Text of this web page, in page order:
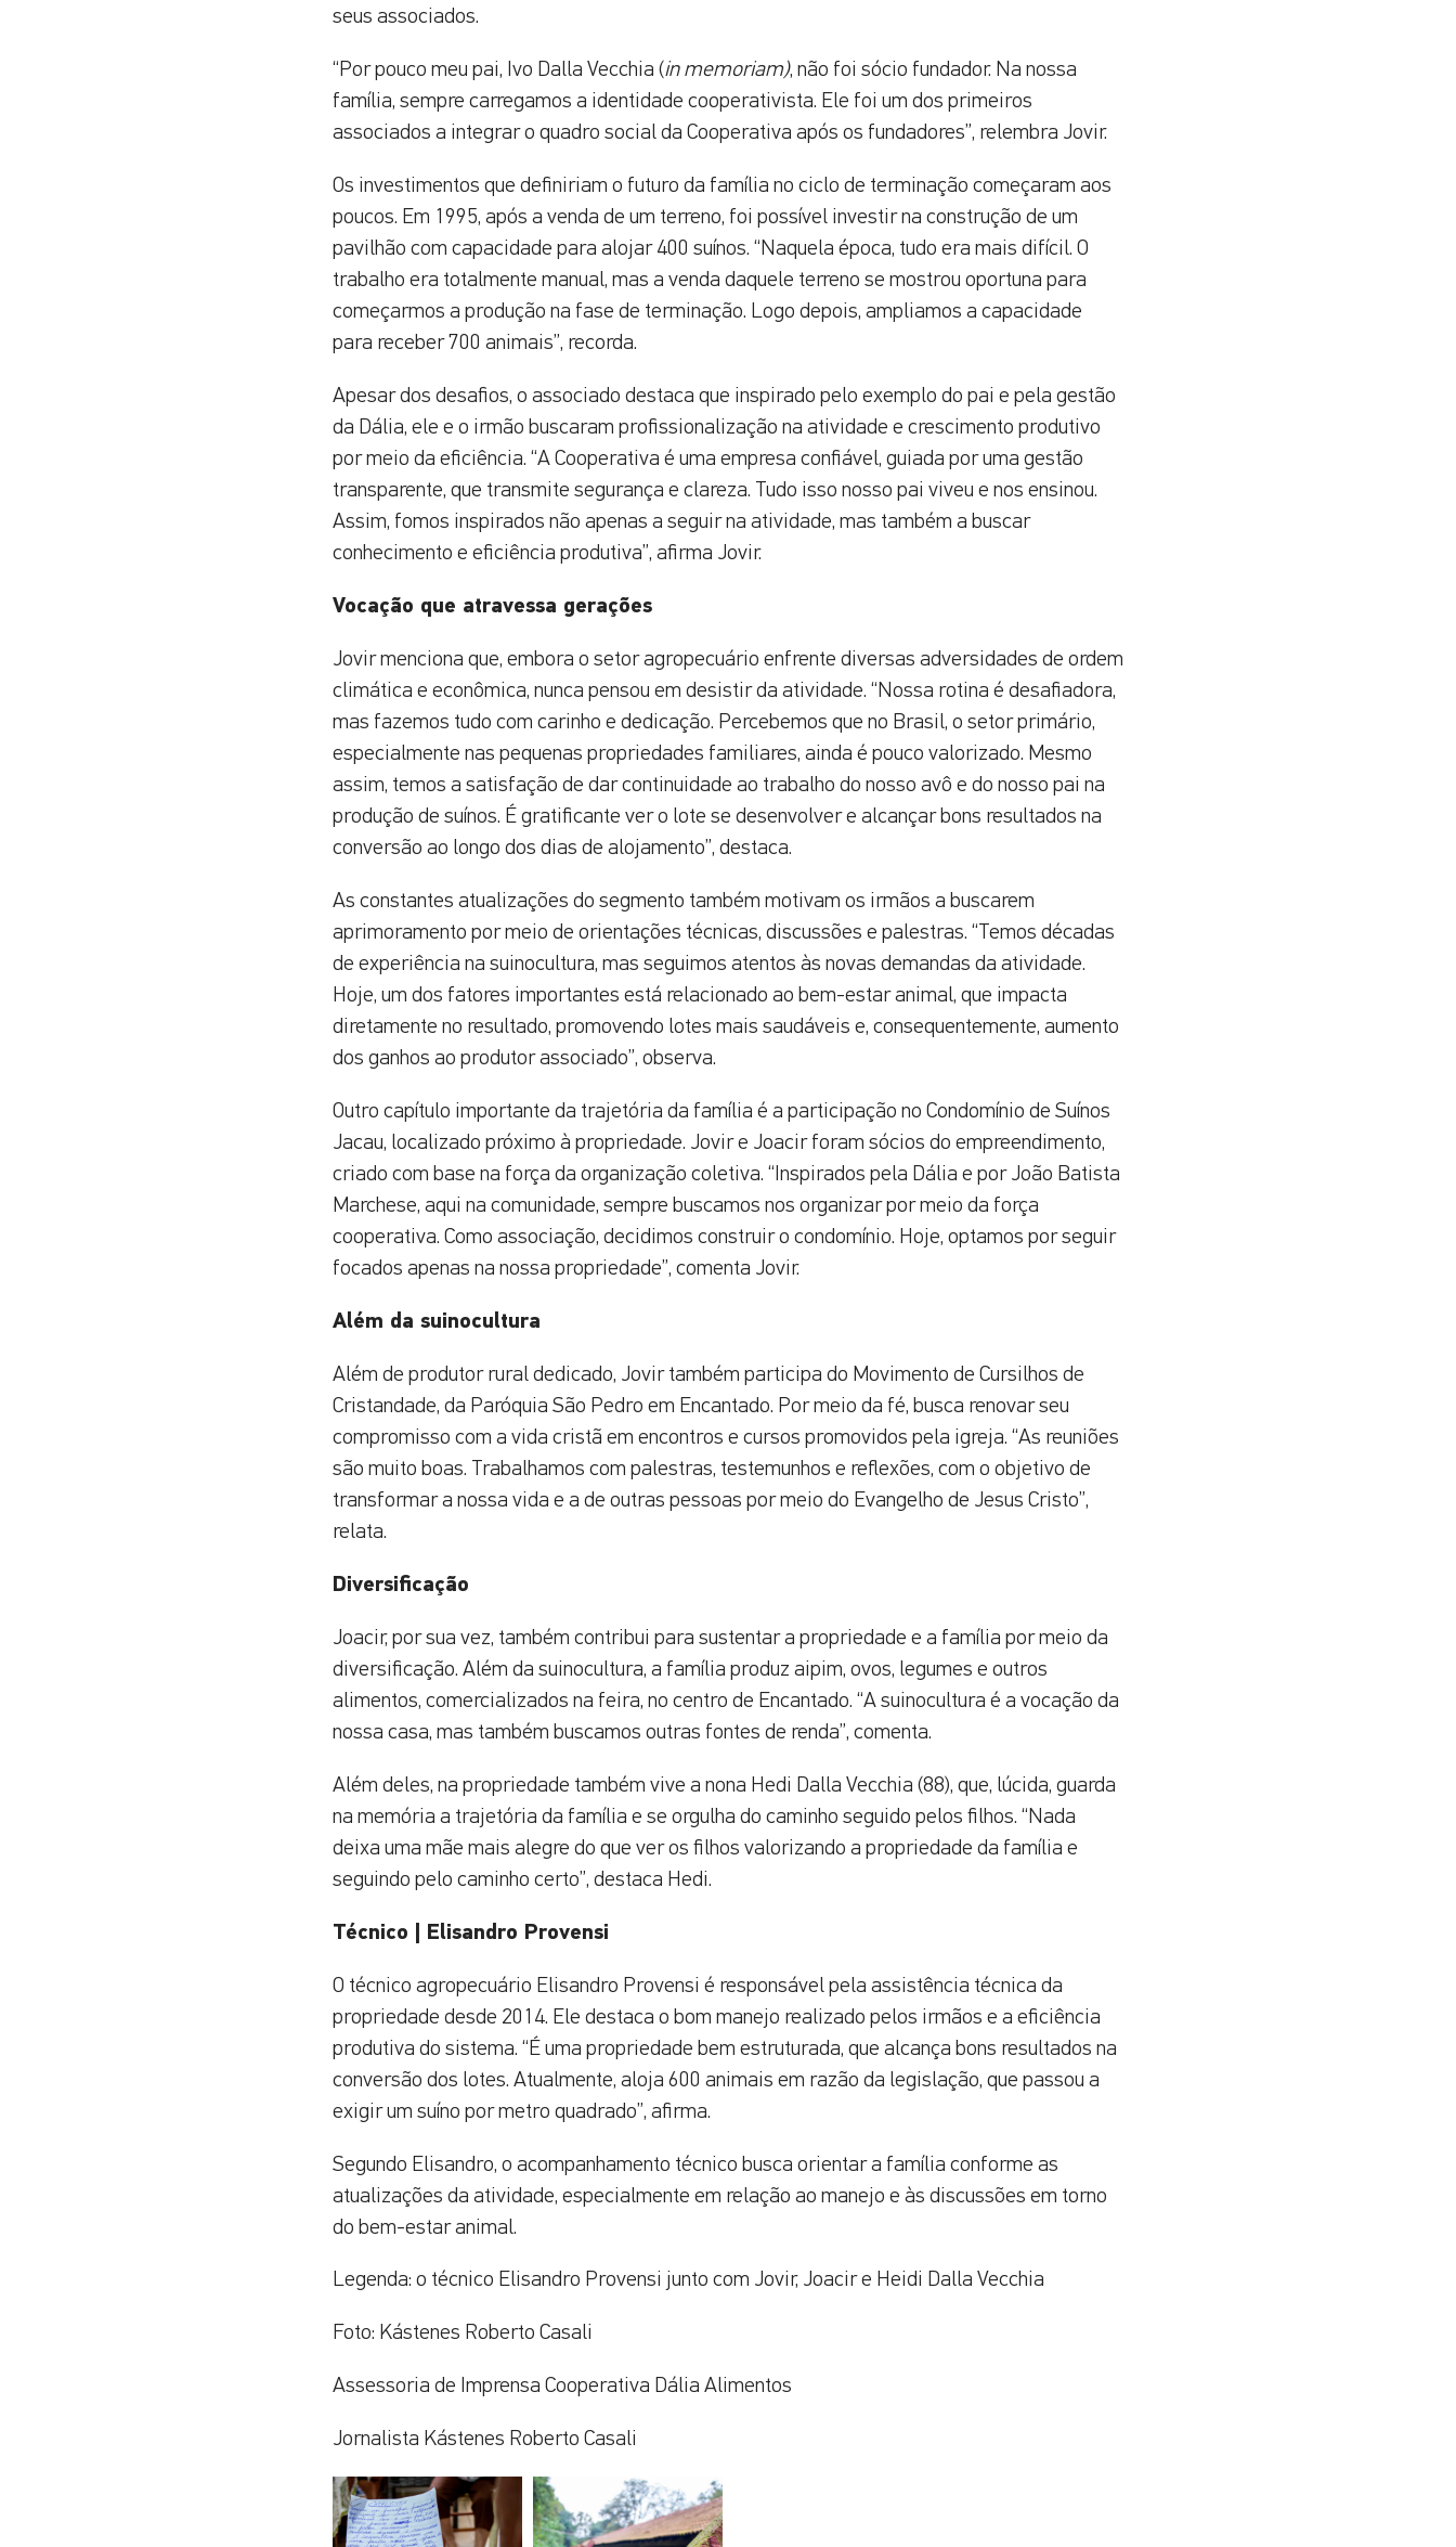
seus associados.
“Por pouco meu pai, Ivo Dalla Vecchia (in memoriam), não foi sócio fundador. Na nossa
família, sempre carregamos a identidade cooperativista. Ele foi um dos primeiros
associados a integrar o quadro social da Cooperativa após os fundadores”, relembra Jovir.
Os investimentos que definiriam o futuro da família no ciclo de terminação começaram aos
poucos. Em 1995, após a venda de um terreno, foi possível investir na construção de um
pavilhão com capacidade para alojar 400 suínos. “Naquela época, tudo era mais difícil. O
trabalho era totalmente manual, mas a venda daquele terreno se mostrou oportuna para
começarmos a produção na fase de terminação. Logo depois, ampliamos a capacidade
para receber 700 animais”, recorda.
Apesar dos desafios, o associado destaca que inspirado pelo exemplo do pai e pela gestão
da Dália, ele e o irmão buscaram profissionalização na atividade e crescimento produtivo
por meio da eficiência. “A Cooperativa é uma empresa confiável, guiada por uma gestão
transparente, que transmite segurança e clareza. Tudo isso nosso pai viveu e nos ensinou.
Assim, fomos inspirados não apenas a seguir na atividade, mas também a buscar
conhecimento e eficiência produtiva”, afirma Jovir.
Vocação que atravessa gerações
Jovir menciona que, embora o setor agropecuário enfrente diversas adversidades de ordem
climática e econômica, nunca pensou em desistir da atividade. “Nossa rotina é desafiadora,
mas fazemos tudo com carinho e dedicação. Percebemos que no Brasil, o setor primário,
especialmente nas pequenas propriedades familiares, ainda é pouco valorizado. Mesmo
assim, temos a satisfação de dar continuidade ao trabalho do nosso avô e do nosso pai na
produção de suínos. É gratificante ver o lote se desenvolver e alcançar bons resultados na
conversão ao longo dos dias de alojamento”, destaca.
As constantes atualizações do segmento também motivam os irmãos a buscarem
aprimoramento por meio de orientações técnicas, discussões e palestras. “Temos décadas
de experiência na suinocultura, mas seguimos atentos às novas demandas da atividade.
Hoje, um dos fatores importantes está relacionado ao bem-estar animal, que impacta
diretamente no resultado, promovendo lotes mais saudáveis e, consequentemente, aumento
dos ganhos ao produtor associado”, observa.
Outro capítulo importante da trajetória da família é a participação no Condomínio de Suínos
Jacau, localizado próximo à propriedade. Jovir e Joacir foram sócios do empreendimento,
criado com base na força da organização coletiva. “Inspirados pela Dália e por João Batista
Marchese, aqui na comunidade, sempre buscamos nos organizar por meio da força
cooperativa. Como associação, decidimos construir o condomínio. Hoje, optamos por seguir
focados apenas na nossa propriedade”, comenta Jovir.
Além da suinocultura
Além de produtor rural dedicado, Jovir também participa do Movimento de Cursilhos de
Cristandade, da Paróquia São Pedro em Encantado. Por meio da fé, busca renovar seu
compromisso com a vida cristã em encontros e cursos promovidos pela igreja. “As reuniões
são muito boas. Trabalhamos com palestras, testemunhos e reflexões, com o objetivo de
transformar a nossa vida e a de outras pessoas por meio do Evangelho de Jesus Cristo”,
relata.
Diversificação
Joacir, por sua vez, também contribui para sustentar a propriedade e a família por meio da
diversificação. Além da suinocultura, a família produz aipim, ovos, legumes e outros
alimentos, comercializados na feira, no centro de Encantado. “A suinocultura é a vocação da
nossa casa, mas também buscamos outras fontes de renda”, comenta.
Além deles, na propriedade também vive a nona Hedi Dalla Vecchia (88), que, lúcida, guarda
na memória a trajetória da família e se orgulha do caminho seguido pelos filhos. “Nada
deixa uma mãe mais alegre do que ver os filhos valorizando a propriedade da família e
seguindo pelo caminho certo”, destaca Hedi.
Técnico | Elisandro Provensi
O técnico agropecuário Elisandro Provensi é responsável pela assistência técnica da
propriedade desde 2014. Ele destaca o bom manejo realizado pelos irmãos e a eficiência
produtiva do sistema. “É uma propriedade bem estruturada, que alcança bons resultados na
conversão dos lotes. Atualmente, aloja 600 animais em razão da legislação, que passou a
exigir um suíno por metro quadrado”, afirma.
Segundo Elisandro, o acompanhamento técnico busca orientar a família conforme as
atualizações da atividade, especialmente em relação ao manejo e às discussões em torno
do bem-estar animal.
Legenda: o técnico Elisandro Provensi junto com Jovir, Joacir e Heidi Dalla Vecchia
Foto: Kástenes Roberto Casali
Assessoria de Imprensa Cooperativa Dália Alimentos
Jornalista Kástenes Roberto Casali